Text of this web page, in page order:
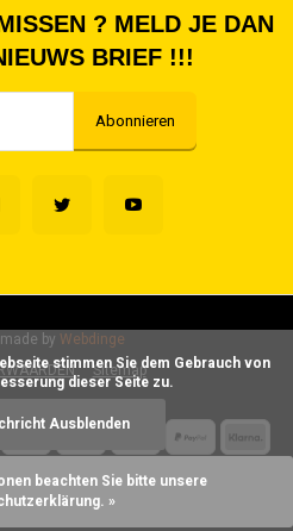
? MELD JE DAN
BRIEF !!!
Abonnieren
Sitemap
by Webdinge
dieser Seite zu.
Ausblenden
beachten Sie bitte unsere
»